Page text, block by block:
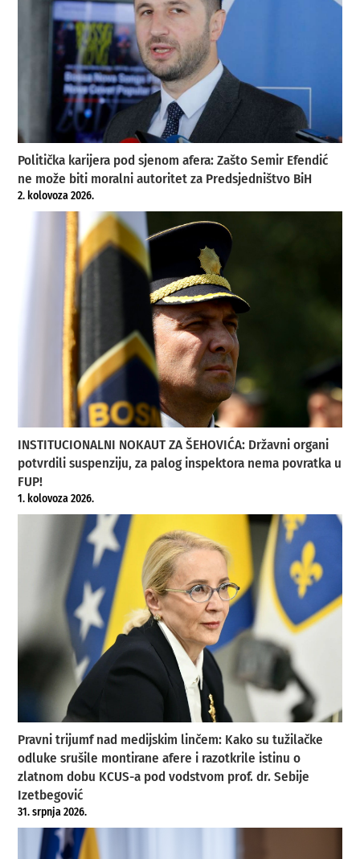
Politička karijera pod sjenom afera: Zašto Semir Efendić
ne može biti moralni autoritet za Predsjedništvo BiH
2. kolovoza 2026.
INSTITUCIONALNI NOKAUT ZA ŠEHOVIĆA: Državni organi
potvrdili suspenziju, za palog inspektora nema povratka u
FUP!
1. kolovoza 2026.
Pravni trijumf nad medijskim linčem: Kako su tužilačke
odluke srušile montirane afere i razotkrile istinu o
zlatnom dobu KCUS-a pod vodstvom prof. dr. Sebije
Izetbegović
31. srpnja 2026.